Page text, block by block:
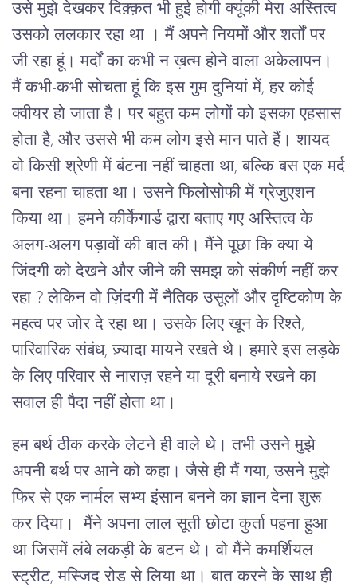
उसे मुझे देखकर दिक़्क़त भी हुई होगी क्यूंकी मेरा अस्तित्व
उसको ललकार रहा था । मैं अपने नियमों और शर्तों पर
जी रहा हूं। मर्दों का कभी न ख़त्म होने वाला अकेलापन।
मैं कभी-कभी सोचता हूं कि इस गुम दुनियां में, हर कोई
क्वीयर हो जाता है। पर बहुत कम लोगों को इसका एहसास
होता है, और उससे भी कम लोग इसे मान पाते हैं। शायद
वो किसी श्रेणी में बंटना नहीं चाहता था, बल्कि बस एक मर्द
बना रहना चाहता था। उसने फिलोसोफी में ग्रेजुएशन
किया था। हमने कीर्केगार्ड द्वारा बताए गए अस्तित्व के
अलग-अलग पड़ावों की बात की। मैंने पूछा कि क्या ये
जिंदगी को देखने और जीने की समझ को संकीर्ण नहीं कर
रहा ? लेकिन वो ज़िंदगी में नैतिक उसूलों और दृष्टिकोण के
महत्व पर जोर दे रहा था। उसके लिए खून के रिश्ते,
पारिवारिक संबंध, ज़्यादा मायने रखते थे। हमारे इस लड़के
के लिए परिवार से नाराज़ रहने या दूरी बनाये रखने का
सवाल ही पैदा नहीं होता था।
हम बर्थ ठीक करके लेटने ही वाले थे। तभी उसने मुझे
अपनी बर्थ पर आने को कहा। जैसे ही मैं गया, उसने मुझे
फिर से एक नार्मल सभ्य इंसान बनने का ज्ञान देना शुरू
कर दिया। मैंने अपना लाल सूती छोटा कुर्ता पहना हुआ
था जिसमें लंबे लकड़ी के बटन थे। वो मैंने कमर्शियल
स्ट्रीट, मस्जिद रोड से लिया था। बात करने के साथ ही